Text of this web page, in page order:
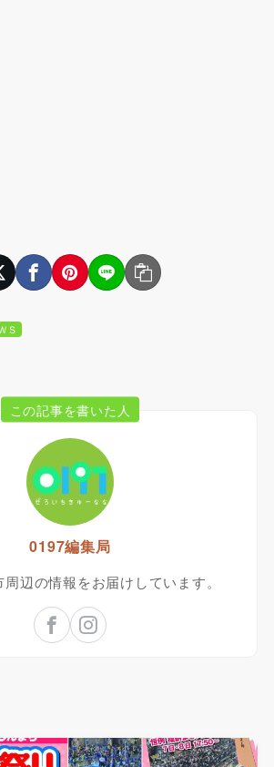
Ｓ
この記事を書いた人
0197編集局
辺の情報をお届けしています。